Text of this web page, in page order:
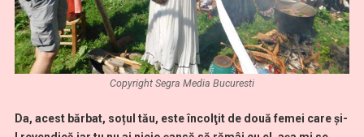
Copyright Segra Media Bucuresti
Da, acest bărbat, soțul tău, este încolţit de două femei care şi-